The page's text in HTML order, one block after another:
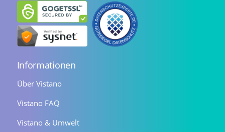
Informationen
Über Vistano
Vistano FAQ
Vistano & Umwelt